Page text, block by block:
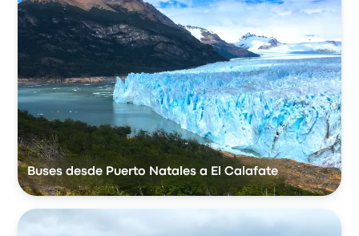
Buses desde Puerto Natales a El Calafate